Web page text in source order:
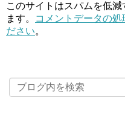
このサイトはスパムを低
ます。
コメントデータの処
ださい。